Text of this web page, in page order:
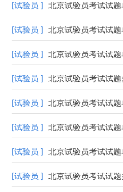
[试验员 ] 北京试验员考试试
[试验员 ] 北京试验员考试试
[试验员 ] 北京试验员考试试
[试验员 ] 北京试验员考试试
[试验员 ] 北京试验员考试试
[试验员 ] 北京试验员考试试题
[试验员 ] 北京试验员考试试
[试验员 ] 北京试验员考试试